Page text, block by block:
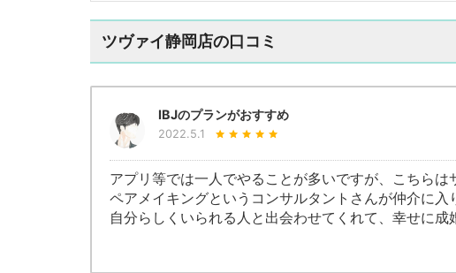
ツヴァイ静岡店の口コミ
IBJのプランがおすすめ
2022.5.1
アプリ等では一人でやることが多いですが、こちら
ペアメイキングというコンサルタントさんが仲介に入
自分らしくいられる人と出会わせてくれて、幸せに